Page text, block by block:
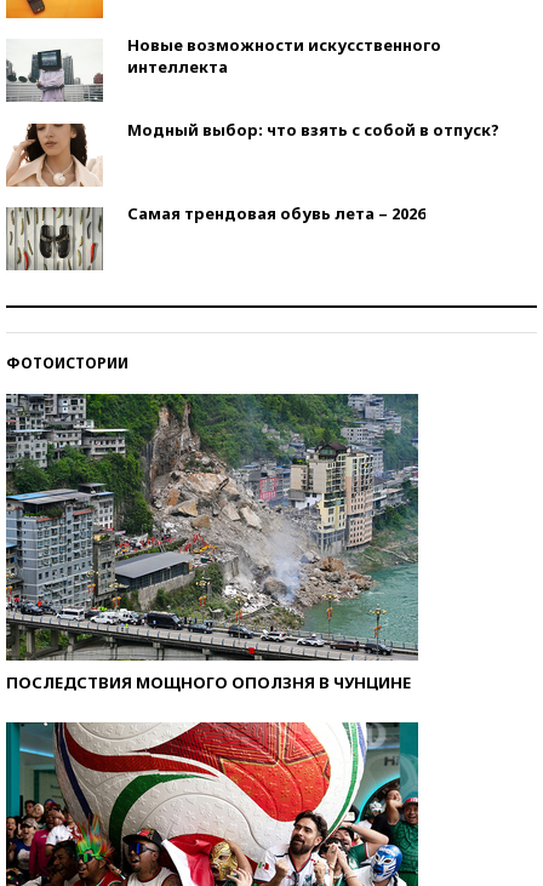
Новые возможности искусственного
интеллекта
Модный выбор: что взять с собой в отпуск?
Самая трендовая обувь лета – 2026
ФОТОИСТОРИИ
ПОСЛЕДСТВИЯ МОЩНОГО ОПОЛЗНЯ В ЧУНЦИНЕ